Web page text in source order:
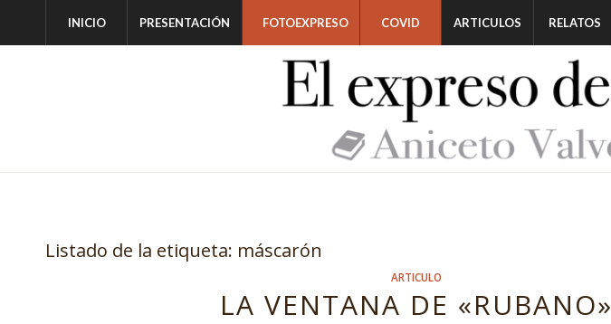
INICIO PRESENTACIÓN FOTOEXPRESO COVID ARTICULOS RELATOS
Listado de la etiqueta: máscarón
ARTICULO
LA VENTANA DE «RUBANO»